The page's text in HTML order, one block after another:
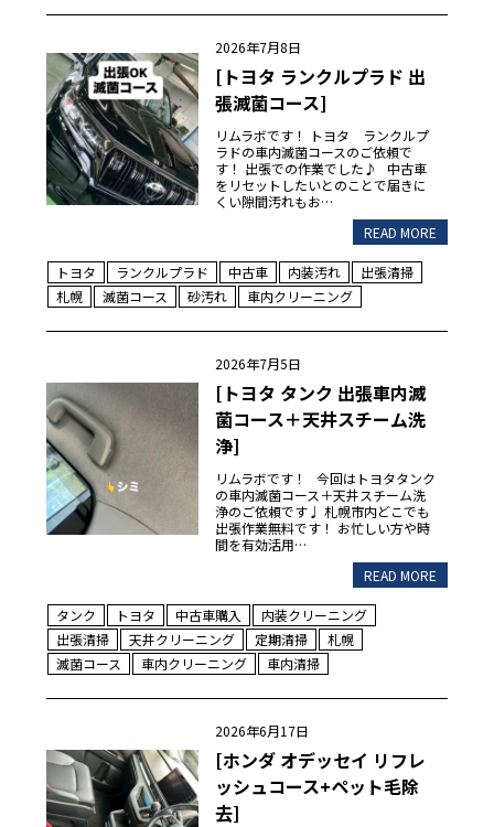
2026年7月8日
[トヨタ ランクルプラド 出
張滅菌コース]
リムラボです！ トヨタ ランクルプ
ラドの車内滅菌コースのご依頼で
す！ 出張での作業でした♪ 中古車
をリセットしたいとのことで届きに
くい隙間汚れもお…
READ MORE
トヨタ ランクルプラド 中古車 内装汚れ
出張清掃
札幌
滅菌コース 砂汚れ 車内クリーニング
2026年7月5日
[トヨタ タンク 出張車内滅
菌コース＋天井スチーム洗
浄]
リムラボです！ 今回はトヨタタンク
の車内滅菌コース＋天井スチーム洗
浄のご依頼です♩ 札幌市内どこでも
出張作業無料です！ お忙しい方や時
間を有効活用…
READ MORE
タンク トヨタ 中古車購入
内装クリーニング
出張清掃
天井クリーニング 定期清掃
札幌
滅菌コース
車内クリーニング 車内清掃
2026年6月17日
[ホンダ オデッセイ リフレ
ッシュコース+ペット毛除
去]